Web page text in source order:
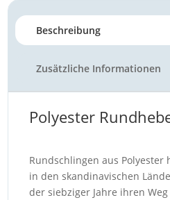
p
p
n
Beschreibung
Zusätzliche Informationen
Polyester
Rundschlingen aus
in den skandinavischen
der siebziger Jahre ihren